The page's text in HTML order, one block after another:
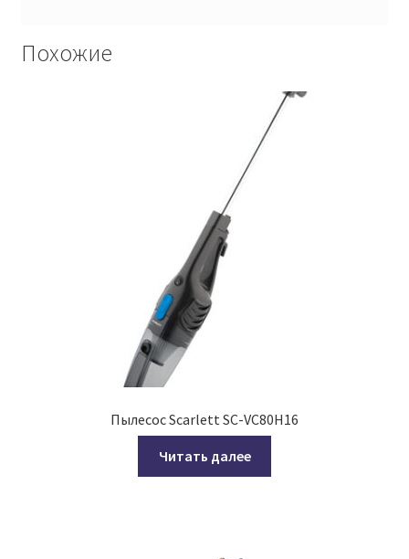
Похожие
Пылесос Scarlett SC-VC80H16
Читать далее